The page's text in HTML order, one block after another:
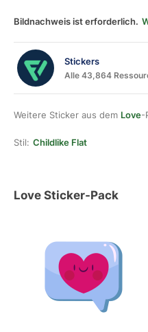
Bildnachweis ist erforderlich.
Stickers
Alle 43,864
Weitere Sticker aus dem Love-
Stil: Childlike Flat
Love Sticker-Pack